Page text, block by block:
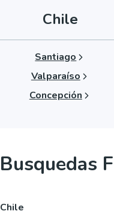
Chile
Santiago
Valparaíso
Concepción
Busquedas
Chile